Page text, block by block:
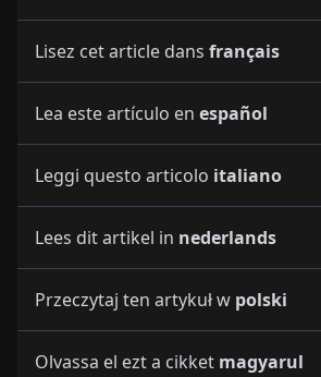
Lisez cet article dans français
Lea este artículo en español
Leggi questo articolo italiano
Lees dit artikel in nederlands
Przeczytaj ten artykuł w polski
Olvassa el ezt a cikket magyarul